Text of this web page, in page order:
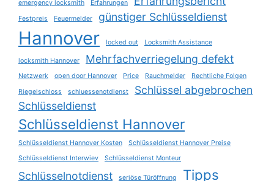
emergency locksmith Erfahrungen
Festpreis Feuermelder günstiger Schlüsseldienst
Hannover locked out Locksmith Assistance
locksmith Hannover Mehrfachverriegelung defekt
Netzwerk open door Hannover Price Rauchmelder
Rechtliche Folgen
Riegelschloss
schluessenotdienst
Schlüssel abgebrochen
Schlüsseldienst
Schlüsseldienst Hannover
Schlüsseldienst Hannover Kosten
Schlüsseldienst Hannover Preise
Schlüsseldienst Interwiev
Schlüsseldienst Monteur
Schlüsselnotdienst seriöse Türöffnung Tipps